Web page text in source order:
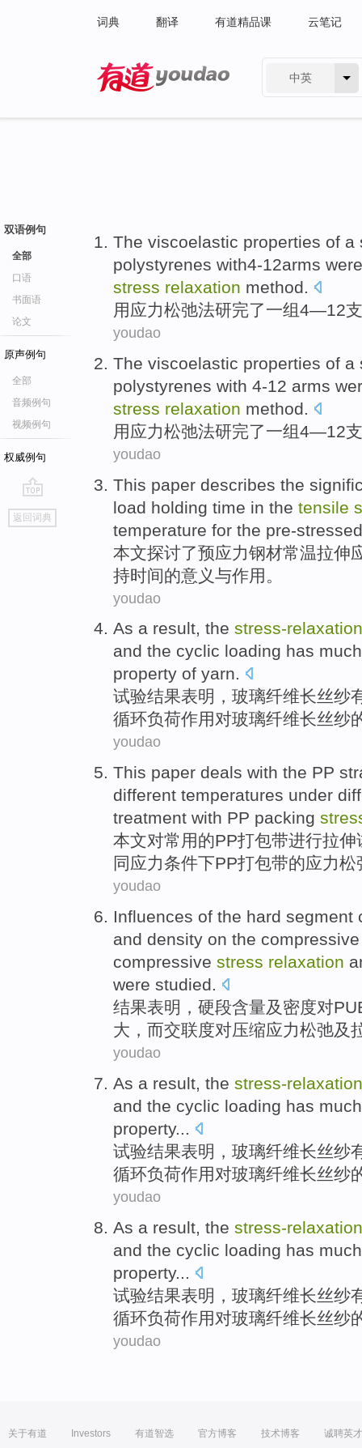
词典 翻译 有道精品课 云笔记
中英
双语例句
全部
口语
书面语
论文
原声例句
全部
音频例句
视频例句
权威例句
go
top
返回词典
The viscoelastic properties of a
polystyrenes with4-12arms
stress relaxation method.
用应力松弛法研完了一组4—12支
youdao
The viscoelastic properties of a
polystyrenes with 4-12 arms
stress relaxation method.
用应力松弛法研完了一组4—12支
youdao
This paper describes the
load holding time in the tensile
temperature for the pre-stressed
本文探讨了预应力钢材常温拉伸
持时间的意义与作用 。
youdao
As a result, the stress-relaxation
and the cyclic loading has
property of yarn.
试验结果表明 ， 玻璃纤维长丝纱
循环负荷作用对玻璃纤维长丝纱
youdao
This paper deals with the PP
different temperatures under
treatment with PP packing
本文对常用的PP打包带进行拉伸
同应力条件下PP打包带的应力松
youdao
Influences of the hard segment
and density on the compressive
compressive stress relaxation
were studied.
结果表明， 硬段含量及 密度对
大，而交联度对压缩应力松弛及
youdao
As a result, the stress-relaxation
and the cyclic loading has
property...
试验结果表明 ，玻璃纤维长丝纱
循环负荷作用对玻璃纤维长丝纱
youdao
As a result , the stress-relaxation
and the cyclic loading has
property...
试验结果表明 ，玻璃纤维长丝纱
循环负荷作用对玻璃纤维长丝纱
youdao
关于有道 Investors 有道智选 官方博客 技术博客 诚聘英才